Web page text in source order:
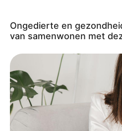
Ongedierte en
van samenwonen met